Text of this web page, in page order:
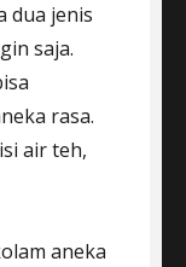
dua jenis
saja.
rasa.
air teh,
aneka